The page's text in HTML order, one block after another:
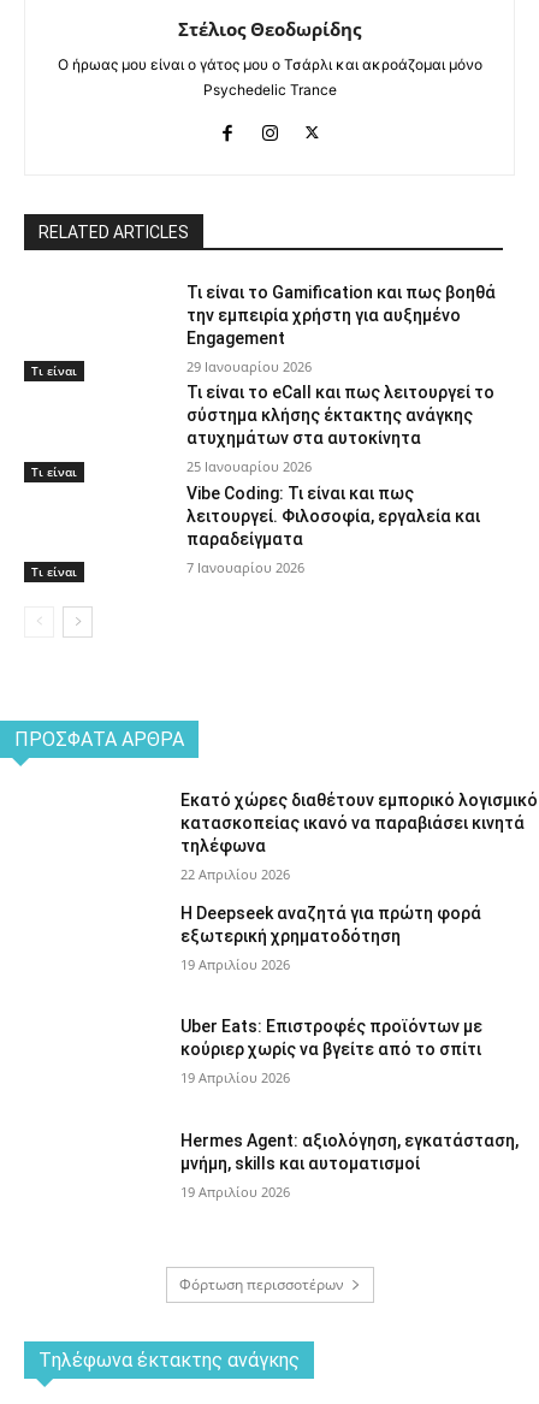
Στέλιος Θεοδωρίδης
Ο ήρωας μου είναι ο γάτος μου ο Τσάρλι και ακροάζομαι μόνο
Psychedelic Trance
RELATED ARTICLES
Τι είναι
Τι είναι το Gamification και πως βοηθά
την εμπειρία χρήστη για αυξημένο
Engagement
29 Ιανουαρίου 2026
Τι είναι
Τι είναι το eCall και πως λειτουργεί το
σύστημα κλήσης έκτακτης ανάγκης
ατυχημάτων στα αυτοκίνητα
25 Ιανουαρίου 2026
Τι είναι
Vibe Coding: Τι είναι και πως
λειτουργεί. Φιλοσοφία, εργαλεία και
παραδείγματα
7 Ιανουαρίου 2026
ΠΡΌΣΦΑΤΑ ΆΡΘΡΑ
Εκατό χώρες διαθέτουν εμπορικό λογισμικό
κατασκοπείας ικανό να παραβιάσει κινητά
τηλέφωνα
22 Απριλίου 2026
Η Deepseek αναζητά για πρώτη φορά
εξωτερική χρηματοδότηση
19 Απριλίου 2026
Uber Eats: Επιστροφές προϊόντων με
κούριερ χωρίς να βγείτε από το σπίτι
19 Απριλίου 2026
Hermes Agent: αξιολόγηση, εγκατάσταση,
μνήμη, skills και αυτοματισμοί
19 Απριλίου 2026
Φόρτωση περισσοτέρων
Tηλέφωνα έκτακτης ανάγκης